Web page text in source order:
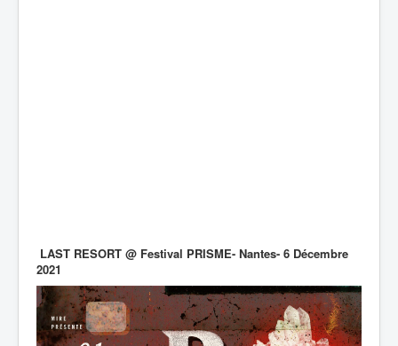
LAST RESORT @ Festival PRISME- Nantes- 6 Décembre
2021